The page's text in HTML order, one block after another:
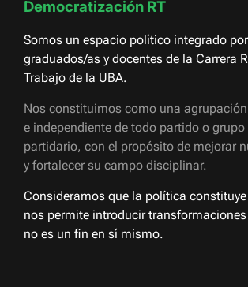
Democratización RT
Somos un espacio político integrado
graduados/as y docentes de la Carrera
Trabajo de la UBA.
Nos constituimos como una
e independiente de todo partido o
partidario, con el propósito de mejorar
y fortalecer su campo disciplinar.
Consideramos que la política
nos permite introducir
no es un fin en sí mismo.